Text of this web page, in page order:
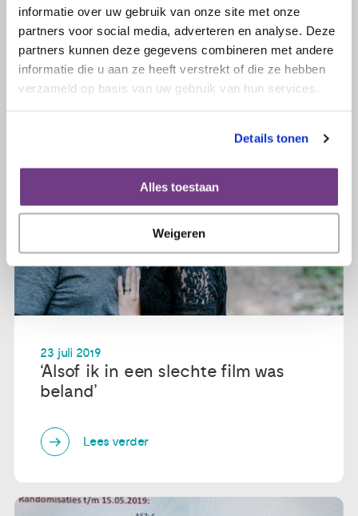
informatie over uw gebruik van onze site met onze
partners voor social media, adverteren en analyse. Deze
partners kunnen deze gegevens combineren met andere
informatie die u aan ze heeft verstrekt of die ze hebben
verzameld op basis van uw gebruik van hun services.
Details tonen
Alles toestaan
Weigeren
Lees verder
23 juli 2019
‘Alsof ik in een slechte film was
beland’
Lees verder